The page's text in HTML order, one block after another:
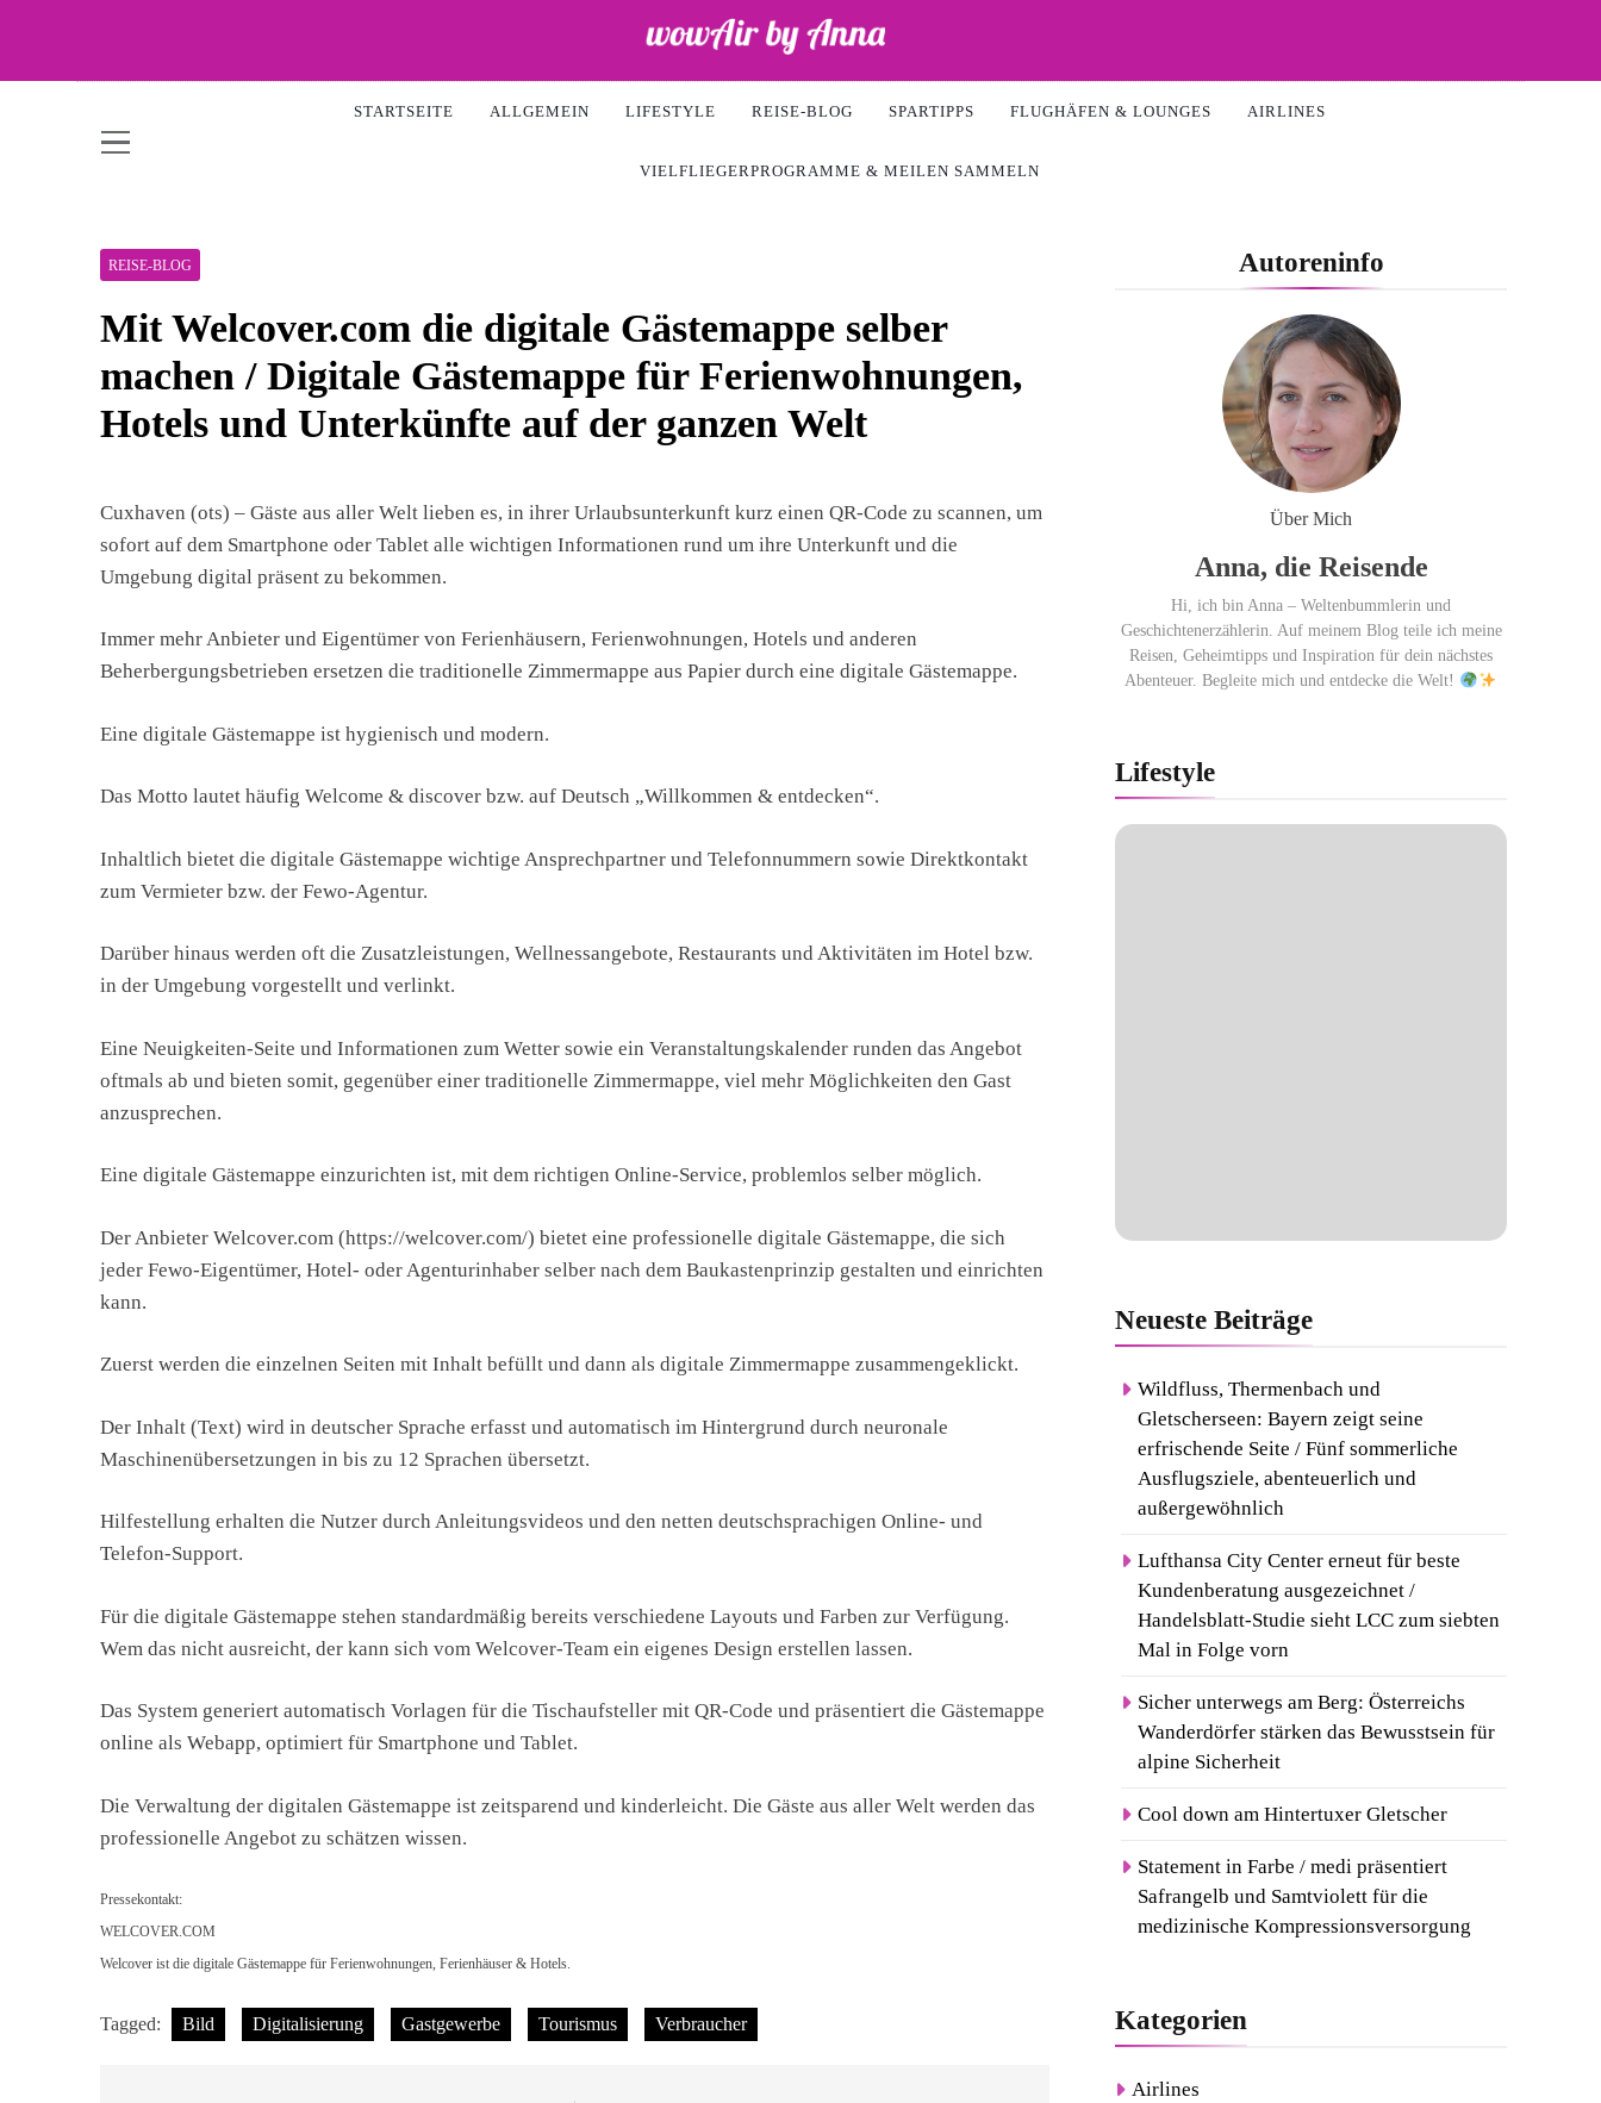
WOW-Air
STARTSEITE ALLGEMEIN LIFESTYLE REISE-BLOG SPARTIPPS FLUGHÄFEN & LOUNGES AIRLINES
VIELFLIEGERPROGRAMME & MEILEN SAMMELN
REISE-BLOG
Mit Welcover.com die digitale Gästemappe selber
machen / Digitale Gästemappe für Ferienwohnungen,
Hotels und Unterkünfte auf der ganzen Welt
Cuxhaven (ots) – Gäste aus aller Welt lieben es, in ihrer Urlaubsunterkunft kurz einen QR-Code zu scannen, um
sofort auf dem Smartphone oder Tablet alle wichtigen Informationen rund um ihre Unterkunft und die
Umgebung digital präsent zu bekommen.
Immer mehr Anbieter und Eigentümer von Ferienhäusern, Ferienwohnungen, Hotels und anderen
Beherbergungsbetrieben ersetzen die traditionelle Zimmermappe aus Papier durch eine digitale Gästemappe.
Eine digitale Gästemappe ist hygienisch und modern.
Das Motto lautet häufig Welcome & discover bzw. auf Deutsch „Willkommen & entdecken“.
Inhaltlich bietet die digitale Gästemappe wichtige Ansprechpartner und Telefonnummern sowie Direktkontakt
zum Vermieter bzw. der Fewo-Agentur.
Darüber hinaus werden oft die Zusatzleistungen, Wellnessangebote, Restaurants und Aktivitäten im Hotel bzw.
in der Umgebung vorgestellt und verlinkt.
Eine Neuigkeiten-Seite und Informationen zum Wetter sowie ein Veranstaltungskalender runden das Angebot
oftmals ab und bieten somit, gegenüber einer traditionelle Zimmermappe, viel mehr Möglichkeiten den Gast
anzusprechen.
Eine digitale Gästemappe einzurichten ist, mit dem richtigen Online-Service, problemlos selber möglich.
Der Anbieter Welcover.com (https://welcover.com/) bietet eine professionelle digitale Gästemappe, die sich
jeder Fewo-Eigentümer, Hotel- oder Agenturinhaber selber nach dem Baukastenprinzip gestalten und einrichten
kann.
Zuerst werden die einzelnen Seiten mit Inhalt befüllt und dann als digitale Zimmermappe zusammengeklickt.
Der Inhalt (Text) wird in deutscher Sprache erfasst und automatisch im Hintergrund durch neuronale
Maschinenübersetzungen in bis zu 12 Sprachen übersetzt.
Hilfestellung erhalten die Nutzer durch Anleitungsvideos und den netten deutschsprachigen Online- und
Telefon-Support.
Für die digitale Gästemappe stehen standardmäßig bereits verschiedene Layouts und Farben zur Verfügung.
Wem das nicht ausreicht, der kann sich vom Welcover-Team ein eigenes Design erstellen lassen.
Das System generiert automatisch Vorlagen für die Tischaufsteller mit QR-Code und präsentiert die Gästemappe
online als Webapp, optimiert für Smartphone und Tablet.
Die Verwaltung der digitalen Gästemappe ist zeitsparend und kinderleicht. Die Gäste aus aller Welt werden das
professionelle Angebot zu schätzen wissen.
Pressekontakt:
WELCOVER.COM
Welcover ist die digitale Gästemappe für Ferienwohnungen, Ferienhäuser & Hotels.
Tagged: Bild Digitalisierung Gastgewerbe Tourismus Verbraucher
Autoreninfo
Über Mich
Anna, die Reisende
Hi, ich bin Anna – Weltenbummlerin und
Geschichtenerzählerin. Auf meinem Blog teile ich meine
Reisen, Geheimtipps und Inspiration für dein nächstes
Abenteuer. Begleite mich und entdecke die Welt!
Lifestyle
NeuesteBeiträge
Wildfluss, Thermenbach und
Gletscherseen: Bayern zeigt seine
erfrischende Seite / Fünf sommerliche
Ausflugsziele, abenteuerlich und
außergewöhnlich
Lufthansa City Center erneut für beste
Kundenberatung ausgezeichnet /
Handelsblatt-Studie sieht LCC zum siebten
Mal in Folge vorn
Sicher unterwegs am Berg: Österreichs
Wanderdörfer stärken das Bewusstsein für
alpine Sicherheit
Cool down am Hintertuxer Gletscher
Statement in Farbe / medi präsentiert
Safrangelb und Samtviolett für die
medizinische Kompressionsversorgung
Kategorien
Airlines